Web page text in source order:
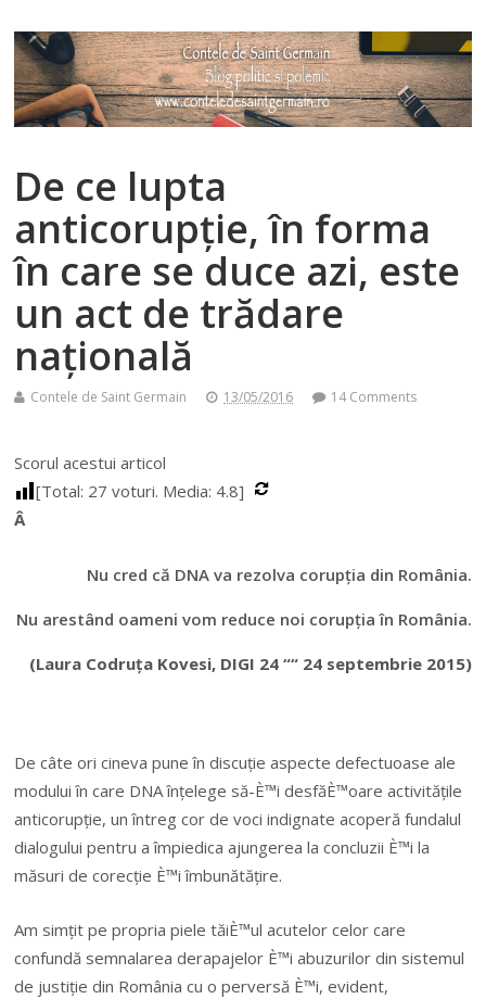
De ce lupta
anticorupție, în forma
în care se duce azi, este
un act de trădare
națională
Contele de Saint Germain 13/05/2016 14 Comments
Scorul acestui articol
[Total: 27 voturi. Media: 4.8]
Â
Nu cred că DNA va rezolva corupția din România.
Nu arestând oameni vom reduce noi corupția în România.
(Laura Codruța Kovesi, DIGI 24 ““ 24 septembrie 2015)
De câte ori cineva pune în discuție aspecte defectuoase ale
modului în care DNA înțelege să-È™i desfăÈ™oare activitățile
anticorupție, un întreg cor de voci indignate acoperă fundalul
dialogului pentru a împiedica ajungerea la concluzii È™i la
măsuri de corecție È™i îmbunătățire.
Am simțit pe propria piele tăiÈ™ul acutelor celor care
confundă semnalarea derapajelor È™i abuzurilor din sistemul
de justiție din România cu o perversă È™i, evident,